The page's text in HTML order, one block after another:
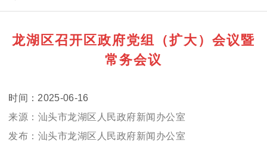
龙湖区召开区政府党组（扩大）会议暨
常务会议
2025-06-16
汕头市龙湖区人民政府新闻办公室
汕头市龙湖区人民政府新闻办公室